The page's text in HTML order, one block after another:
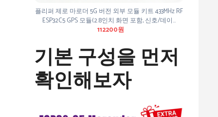
플리퍼 제로 마로더 5G 버전 외부 모듈 키트 433MHz RF
ESP32C5 GPS 모듈(2.8인치 화면 포함, 신호/데이…
112200원
기본 구성을 먼저
확인해보자